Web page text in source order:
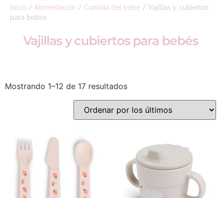
Inicio / Alimentación / Comida del bebé / Vajillas y cubiertos
para bebés
Vajillas y cubiertos para bebés
Mostrando 1–12 de 17 resultados